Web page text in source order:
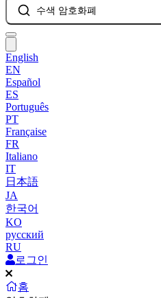
수색 암호화폐
English
EN
Español
ES
Português
PT
Française
FR
Italiano
IT
日本語
JA
한국어
KO
русский
RU
로그인
홈